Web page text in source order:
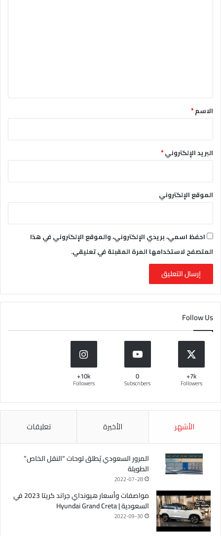
*الاسم*
البريد الإلكتروني*
الموقع الإلكتروني
احفظ اسمي، بريدي الإلكتروني، والموقع الإلكتروني في هذا
المتصفح لاستخدامها المرة المقبلة في تعليقي.
Follow Us
7k+
Followers
0
Subscribers
10k+
Followers
الأشهر الأخيرة تعليقات
المرور السعودي يُطلق لوحات “النقل الخاص”
الطويلة
2022-07-28
مواصفات وأسعار هيونداي جراند كريتا 2023 في
السعودية | Hyundai Grand Creta
2022-09-30